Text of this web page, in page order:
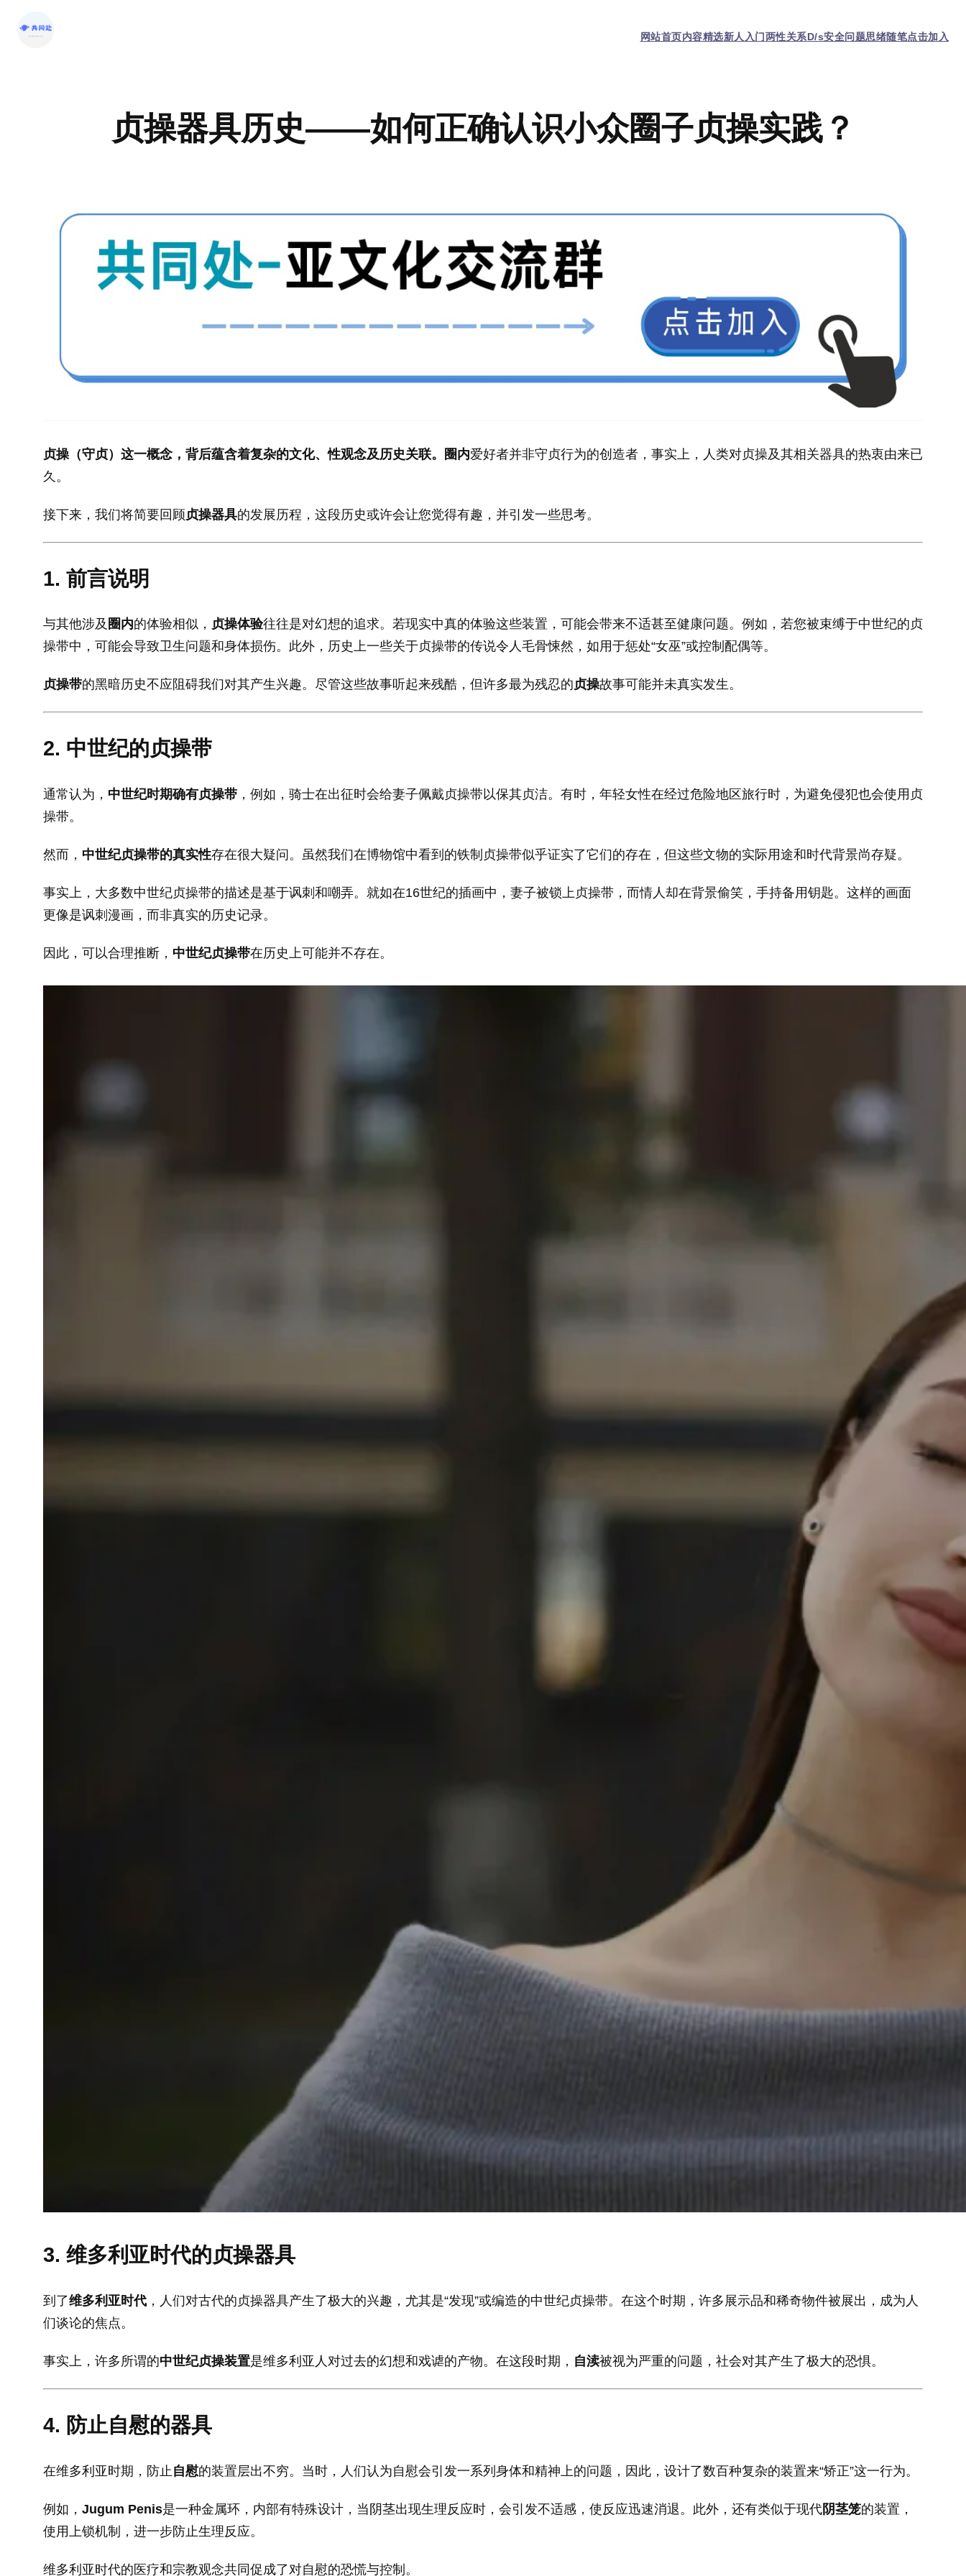
网站首页内容精选新人入门两性关系D/s安全问题思绪随笔点击加入
贞操器具历史——如何正确认识小众圈子贞操实践？
贞操（守贞）这一概念，背后蕴含着复杂的文化、性观念及历史关联。圈内爱好者并非守贞行为的创造者，事实上，人类对贞操及其相关器具的热衷由来已
久。
接下来，我们将简要回顾 贞操器具的发展历程，这段历史或许会让您觉得有趣，并引发一些思考。
1. 前言说明
与其他涉及 圈内的体验相似， 贞操体验往往是对幻想的追求。若现实中真的体验这些装置，可能会带来不适甚至健康问题。例如，若您被束缚于中世纪的贞
操带中，可能会导致卫生问题和身体损伤。此外，历史上一些关于贞操带的传说令人毛骨悚然，如用于惩处“女巫”或控制配偶等。
贞操带的黑暗历史不应阻碍我们对其产生兴趣。尽管这些故事听起来残酷，但许多最为残忍的 贞操故事可能并未真实发生。
2. 中世纪的贞操带
通常认为， 中世纪时期确有贞操带 ，例如，骑士在出征时会给妻子佩戴贞操带以保其贞洁。有时，年轻女性在经过危险地区旅行时，为避免侵犯也会使用贞
操带。
然而， 中世纪贞操带的真实性存在很大疑问。虽然我们在博物馆中看到的铁制贞操带似乎证实了它们的存在，但这些文物的实际用途和时代背景尚存疑。
事实上，大多数中世纪贞操带的描述是基于讽刺和嘲弄。就如在16世纪的插画中，妻子被锁上贞操带，而情人却在背景偷笑，手持备用钥匙。这样的画面
更像是讽刺漫画，而非真实的历史记录。
因此，可以合理推断， 中世纪贞操带在历史上可能并不存在。
3. 维多利亚时代的贞操器具
到了维多利亚时代 ，人们对古代的贞操器具产生了极大的兴趣，尤其是“发现”或编造的中世纪贞操带。在这个时期，许多展示品和稀奇物件被展出，成为人
们谈论的焦点。
事实上，许多所谓的中世纪贞操装置是维多利亚人对过去的幻想和戏谑的产物。在这段时期， 自渎被视为严重的问题，社会对其产生了极大的恐惧。
4. 防止自慰的器具
在维多利亚时期，防止 自慰的装置层出不穷。当时，人们认为自慰会引发一系列身体和精神上的问题，因此，设计了数百种复杂的装置来“矫正”这一行为。
例如， Jugum Penis是一种金属环，内部有特殊设计，当阴茎出现生理反应时，会引发不适感，使反应迅速消退。此外，还有类似于现代阴茎笼的装置，
使用上锁机制，进一步防止生理反应。
维多利亚时代的医疗和宗教观念共同促成了对自慰的恐慌与控制。